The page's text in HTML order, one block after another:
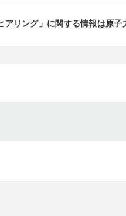
アリング」に関する情報は原